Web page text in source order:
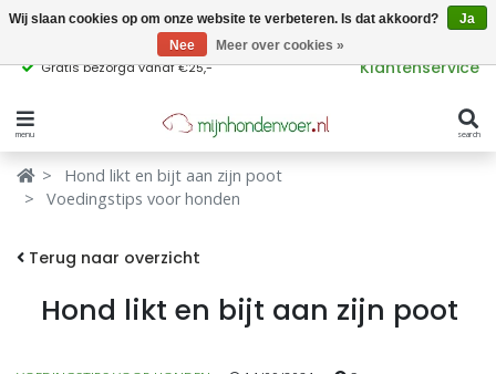
Wij slaan cookies op om onze website te verbeteren. Is dat akkoord?
Ja
Nee
Meer over cookies »
Gratis bezorgd vanaf €25,- Klantenservice
menu search
Verbergen
Merken
Hondenvoer
Kattenvoer
Verbergen
Waar ben je naar op zoek?
Hond likt en bijt aan zijn poot
Voedingstips voor honden
Terug naar overzicht
Hond likt en bijt aan zijn poot